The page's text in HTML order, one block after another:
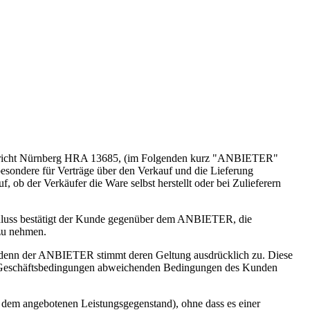
Nürnberg HRA 13685, (im Folgenden kurz "ANBIETER"
für Verträge über den Verkauf und die Lieferung
ob der Verkäufer die Ware selbst herstellt oder bei Zulieferern
bestätigt der Kunde gegenüber dem ANBIETER, die
nehmen.
der ANBIETER stimmt deren Geltung ausdrücklich zu. Diese
abweichenden Bedingungen des Kunden
angebotenen Leistungsgegenstand), ohne dass es einer